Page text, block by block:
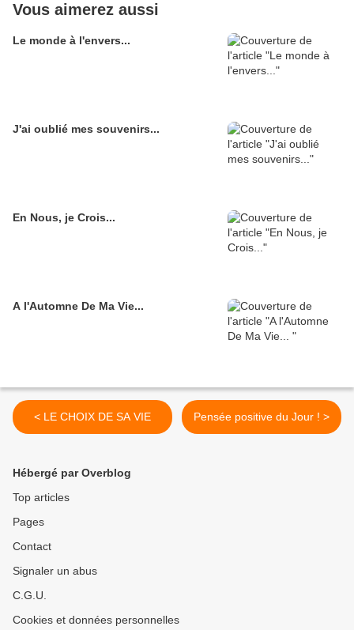
Vous aimerez aussi
Le monde à l'envers...
J'ai oublié mes souvenirs...
En Nous, je Crois...
A l'Automne De Ma Vie...
< LE CHOIX DE SA VIE Pensée positive du Jour ! >
Hébergé par Overblog
Top articles
Pages
Contact
Signaler un abus
C.G.U.
Cookies et données personnelles